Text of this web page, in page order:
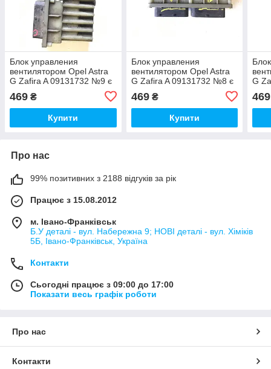
Блок управления
вентилятором Opel Astra
G Zafira A 09131732 №9 є
дифект кріплення фішки
469 ₴
Купити
Блок управления
вентилятором Opel Astra
G Zafira A 09131732 №8 є
дифект кріплення фішки
469₴
Купити
G
469
Про нас
99% позитивних з 2188 відгуків за рік
Працює з 15.08.2012
м. Івано-Франківськ
Б.У деталі - вул. Набережна 9; НОВІ деталі - вул. Хіміків
5Б, Івано-Франківськ, Україна
Контакти
Сьогодні працює з 09:00 до 17:00
Показати весь графік роботи
Про нас
Контакти